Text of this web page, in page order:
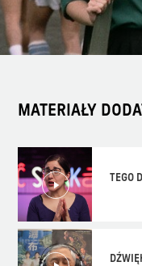
MATERIAŁY
TEGO